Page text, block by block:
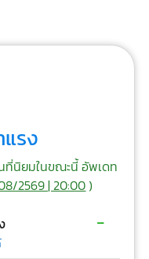
รง
ที่นิยมในขณะนี้ อัพเดท
2569 | 20:00)
-